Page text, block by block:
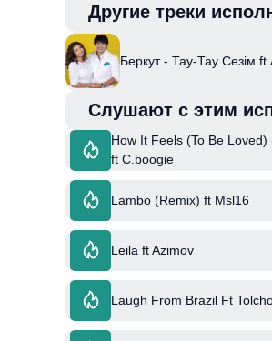
Другие треки
Беркут - Тау-Тау Сезім
Слушают с этим
How It Feels (To Be
ft C.boogie
Lambo (Remix) ft Msl16
Leila ft Azimov
Laugh From Brazil Ft